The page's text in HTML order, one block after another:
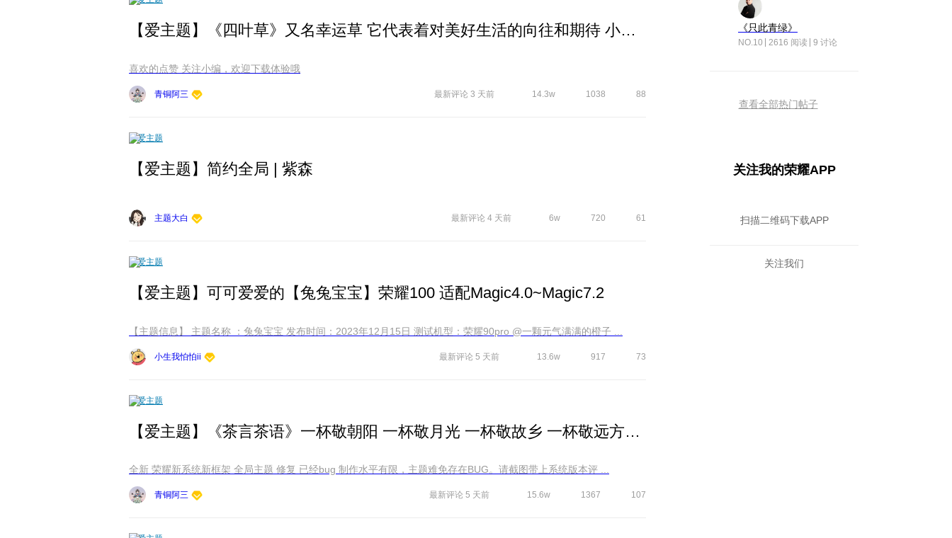
【爱主题】《四叶草》又名幸运草 它代表着对美好生活的向往和期待 小清新绿色风主题
喜欢的点赞 关注小编，欢迎下载体验哦
青铜阿三 最新评论 3 天前 14.3w 1038 88
爱主题
【爱主题】简约全局 | 紫森
主题大白 最新评论 4 天前 6w 720 61
爱主题
【爱主题】可可爱爱的【兔兔宝宝】荣耀100 适配Magic4.0~Magic7.2
小生我怕怕ii 最新评论 5 天前 13.6w 917 73
爱主题
【爱主题】《茶言茶语》一杯敬朝阳 一杯敬月光 一杯敬故乡 一杯敬远方 全局主题
全新 荣耀新系统新框架 全局主题 修复 已经bug 制作水平有限，主题难免存在BUG。请截图带上系统版本评 ...
青铜阿三 最新评论 5 天前 15.6w 1367 107
《只此青绿》
NO.10 2616 阅读 9 讨论
查看全部热门帖子
关注我的荣耀APP
扫描二维码下载APP
关注我们